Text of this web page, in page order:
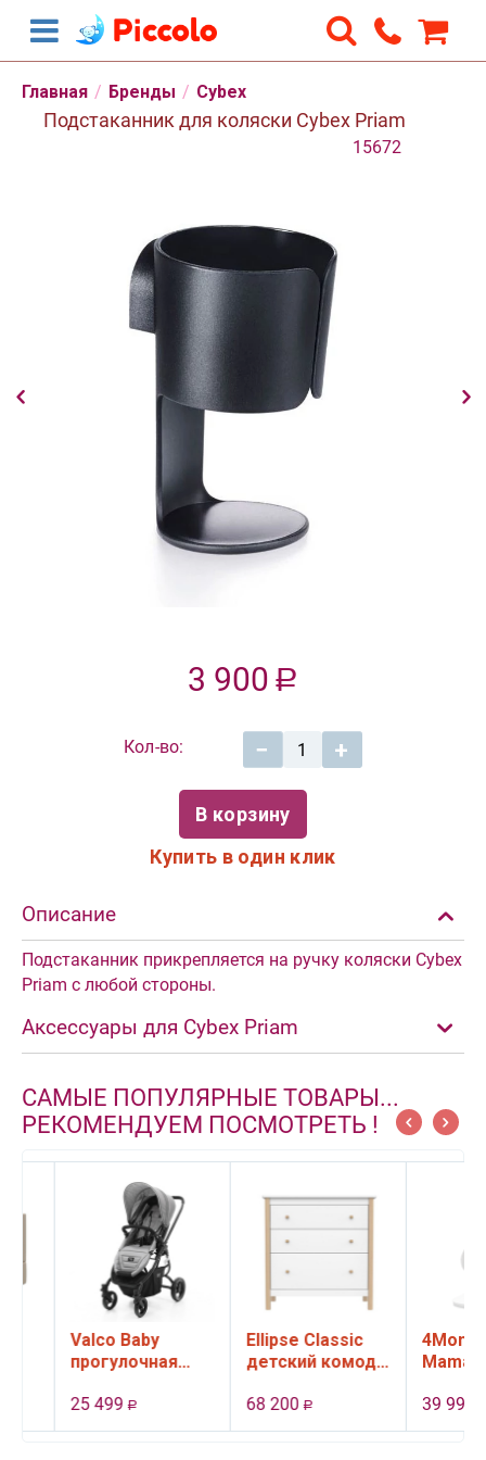
Главная / Бренды / Cybex
Подстаканник для коляски Cybex Priam
15672
3 900 Р
Кол-во: +
−
В корзину
Купить в один клик
Описание
Подстаканник прикрепляется на ручку коляски Cybex
Priam с любой стороны.
Аксессуары для Cybex Priam
САМЫЕ ПОПУЛЯРНЫЕ ТОВАРЫ...
РЕКОМЕНДУЕМ ПОСМОТРЕТЬ !
Valco Baby
прогулочная
Ultra цвет Cool
Grey
25 499 Р
Ellipse Classic
детский комод,
68 200 Р
4Moms
цвет
39 990 Р